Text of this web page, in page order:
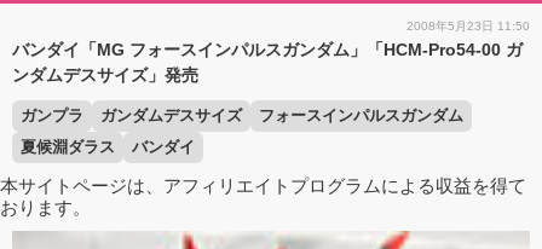
2008年5月23日 11:50
バンダイ「MG フォースインパルスガンダム」「HCM-Pro54-00 ガ
ンダムデスサイズ」発売
ガンプラ ガンダムデスサイズ
フォースインパルスガンダム
夏候淵ダラス
バンダイ
本サイトページは、アフィリエイトプログラムによる収益を得て
おります。